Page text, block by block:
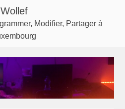
Wollef
Modifier, Partager à